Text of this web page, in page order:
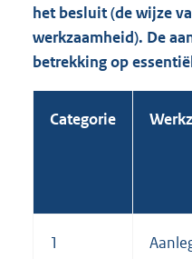
het besluit (de wijze
werkzaamheid). De
betrekking op
Categorie
1